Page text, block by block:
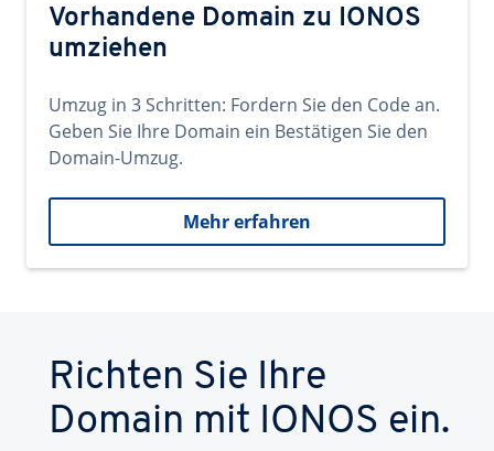
Vorhandene Domain zu IONOS
umziehen
Umzug in 3 Schritten: Fordern Sie den Code an.
Geben Sie Ihre Domain ein Bestätigen Sie den
Domain-Umzug.
Mehr erfahren
Richten Sie Ihre
Domain mit IONOS ein.